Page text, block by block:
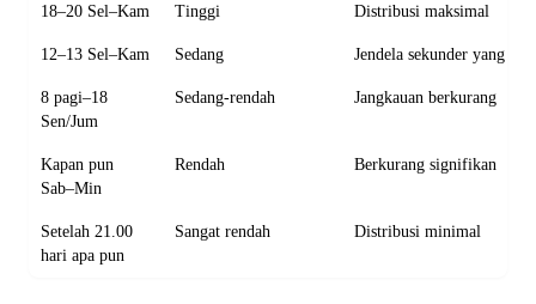
18–20 Sel–Kam Tinggi Distribusi maksimal
12–13 Sel–Kam Sedang Jendela sekunder yang
8 pagi–18
Sen/Jum
Sedang-rendah Jangkauan berkurang
Kapan pun
Sab–Min
Rendah Berkurang signifikan
Setelah 21.00
hari apa pun
Sangat rendah Distribusi minimal